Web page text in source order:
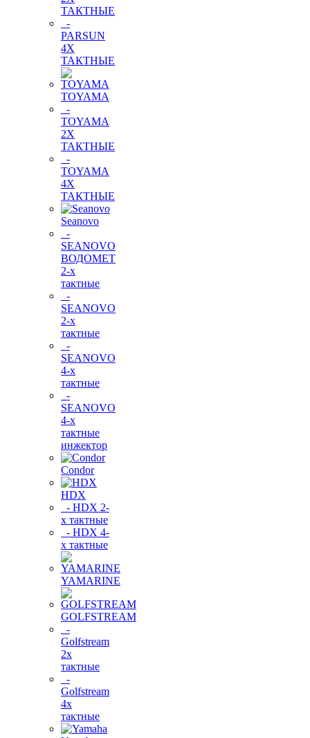
ТАКТНЫЕ
-
PARSUN
4Х
ТАКТНЫЕ
TOYAMA
-
TOYAMA
2Х
ТАКТНЫЕ
-
TOYAMA
4Х
ТАКТНЫЕ
Seanovo
-
SEANOVO
ВОДОМЕТ
2-х
тактные
-
SEANOVO
2-х
тактные
-
SEANOVO
4-х
тактные
-
SEANOVO
4-х
тактные
инжектор
Condor
HDX
- HDX 2-
х тактные
- HDX 4-
х тактные
YAMARINE
GOLFSTREAM
-
Golfstream
2х
тактные
-
Golfstream
4х
тактные